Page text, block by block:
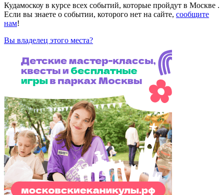
Кудамоскоу в курсе всех событий, которые пройдут в Москве .
Если вы знаете о событии, которого нет на сайте, сообщите
нам!
Вы владелец этого места?